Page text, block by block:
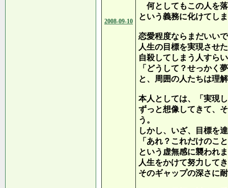
2008-09-10
何としてもこの人を
という義務に化けてし
恋愛程度ならまだいい
人生の目標を実現させ
自殺してしまう人すら
「どうして？せっかく
と、周囲の人たちは理
本人としては、「実現
ずっと想像してきて、
う。
しかし、いざ、目標を
「あれ？これだけのこ
という虚無感に襲われ
人生をかけて努力して
そのギャップの深さに